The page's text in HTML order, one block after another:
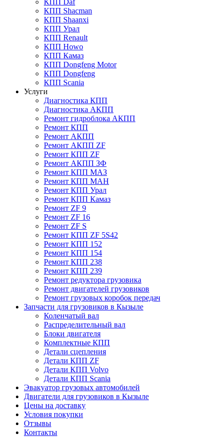
КПП Daf
КПП Shacman
КПП Shaanxi
КПП Урал
КПП Renault
КПП Howo
КПП Камаз
КПП Dongfeng Motor
КПП Dongfeng
КПП Scania
Услуги
Диагностика КПП
Диагностика АКПП
Ремонт гидроблока АКПП
Ремонт КПП
Ремонт АКПП
Ремонт АКПП ZF
Ремонт КПП ZF
Ремонт АКПП ЗФ
Ремонт КПП МАЗ
Ремонт КПП МАН
Ремонт КПП Урал
Ремонт КПП Камаз
Ремонт ZF 9
Ремонт ZF 16
Ремонт ZF S
Ремонт КПП ZF 5S42
Ремонт КПП 152
Ремонт КПП 154
Ремонт КПП 238
Ремонт КПП 239
Ремонт редуктора грузовика
Ремонт двигателей грузовиков
Ремонт грузовых коробок передач
Запчасти для грузовиков в Кызыле
Коленчатый вал
Распределительный вал
Блоки двигателя
Комплектные КПП
Детали сцепления
Детали КПП ZF
Детали КПП Volvo
Детали КПП Scania
Эвакуатор грузовых автомобилей
Двигатели для грузовиков в Кызыле
Цены на доставку
Условия покупки
Отзывы
Контакты